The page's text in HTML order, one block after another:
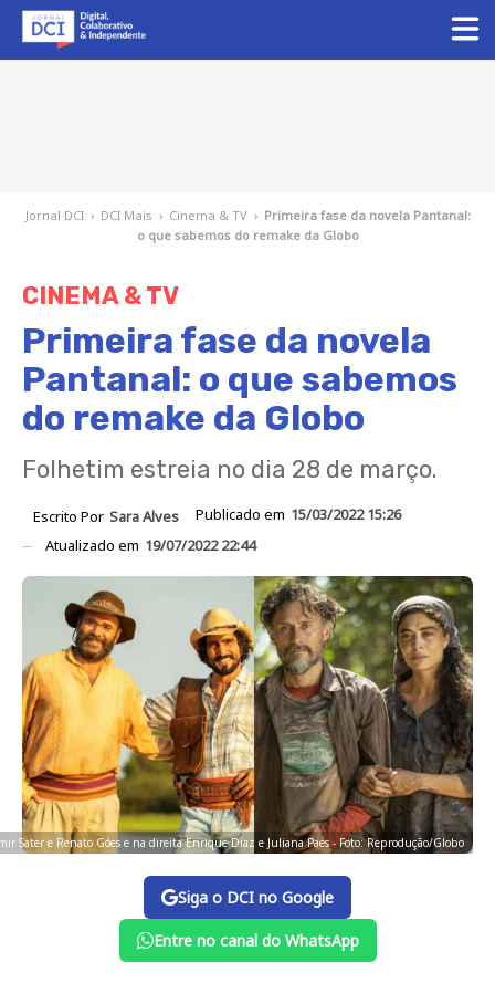
Jornal DCI › DCI Mais › Cinema & TV › Primeira fase da novela Pantanal:
o que sabemos do remake da Globo
CINEMA & TV
Primeira fase da novela
Pantanal: o que sabemos
do remake da Globo
Folhetim estreia no dia 28 de março.
Escrito Por Sara Alves Publicado em 15/03/2022 15:26
Atualizado em 19/07/2022 22:44
Sater e Renato Góes e na direita Enrique Diaz e Juliana Paes - Foto: Reprodução/Globo
Siga o DCI no Google
Entre no canal do WhatsApp